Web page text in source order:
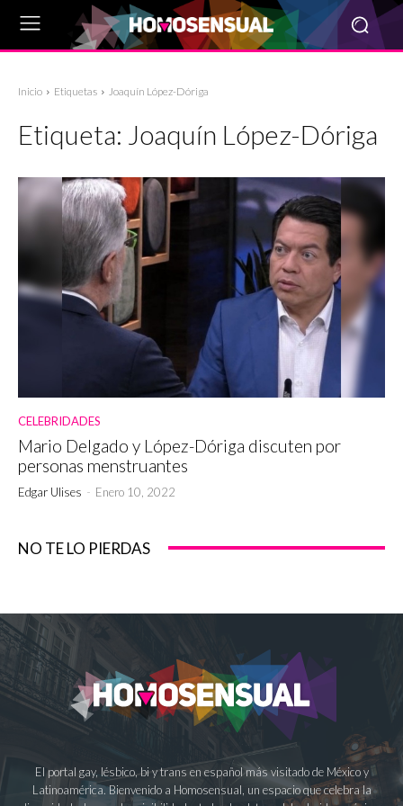
Inicio Etiquetas Joaquín López-Dóriga
Etiqueta: Joaquín López-Dóriga
CELEBRIDADES
Mario Delgado y López-Dóriga discuten por
personas menstruantes
Edgar Ulises - Enero 10, 2022
NO TE LO PIERDAS
El portal gay, lésbico, bi y trans en español más visitado de México y
Latinoamérica. Bienvenido a Homosensual, un espacio que celebra la